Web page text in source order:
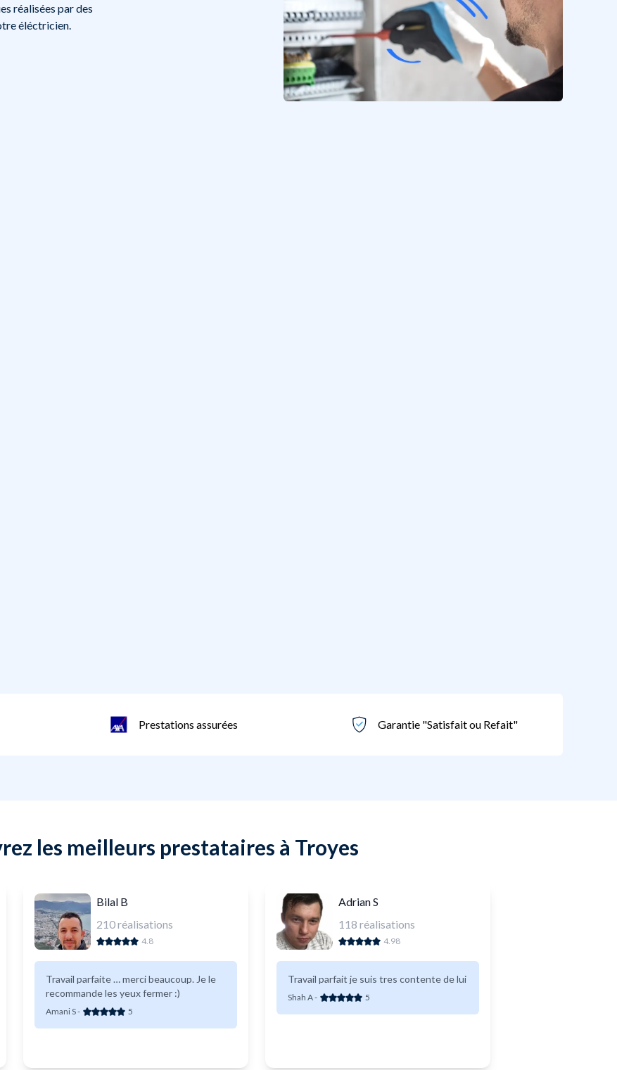
réalisées par des
éléctricien.
Prestations assurées Garantie "Satisfait ou Refait"
les meilleurs prestataires à Troyes
Bilal B
210réalisations
4.8
Travail parfaite … merci beaucoup. Je le
recommande les yeux fermer :)
Amani S- 5
Adrian S
118 réalisations
4.98
Travail parfait je suis tres contente de lui
Shah A- 5